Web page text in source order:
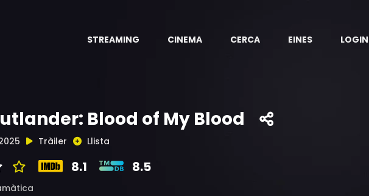
STREAMING CINEMA CERCA EINES LOGIN
Blood of My Blood
Tràiler Llista
8.1 8.5